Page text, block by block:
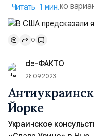
иметь несколько
и с перерастанием в
ядерного оружия.
проанализировал
RAND Corporation,
теневой генштаб
центра, боевые
Читать 1 мин.
0
de-ФАКТО
28.09.2023
Йорке
Украинское